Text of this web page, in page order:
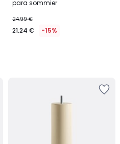
para sommier
24.99 €
21.24 € -15%